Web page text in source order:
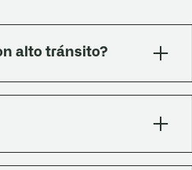
alto tránsito?